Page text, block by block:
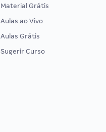
Material Grátis
Aulas ao Vivo
Aulas Grátis
Sugerir Curso